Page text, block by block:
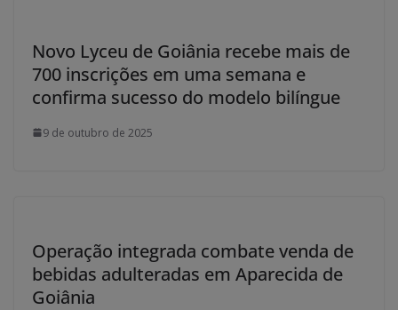
Novo Lyceu de Goiânia recebe mais de
700 inscrições em uma semana e
confirma sucesso do modelo bilíngue
9 de outubro de 2025
Operação integrada combate venda de
bebidas adulteradas em Aparecida de
Goiânia